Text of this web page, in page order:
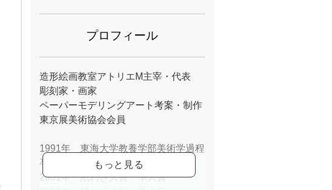
プロフィール
造形絵画教室アトリエM主宰・代表
彫刻家・画家
ペーパーモデリングアート考案・制作
東京展美術協会会員
1991年 東海大学教養学部美術学過程
卒
2001年 紙わざ大賞 準大賞